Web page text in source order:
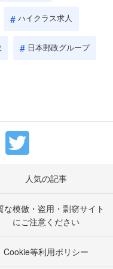
ハイクラス求人
日本郵政グループ
人気の記事
な模倣・盗用・剽窃サイト
にご注意ください
Cookie等利用ポリシー